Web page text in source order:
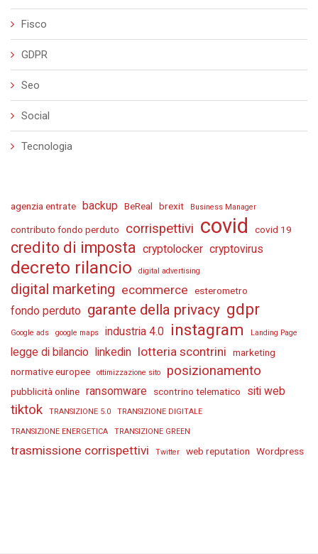
Fisco
GDPR
Seo
Social
Tecnologia
agenzia entrate backup BeReal brexit Business Manager
contributo fondo perduto corrispettivi covid covid 19
credito di imposta cryptolocker cryptovirus
decreto rilancio digital advertising
digital marketing ecommerce esterometro
fondo perduto garante della privacy gdpr
Google ads google maps industria 4.0 instagram Landing Page
legge di bilancio linkedin lotteria scontrini
marketing
normative europee
ottimizzazione sito posizionamento
pubblicità online ransomware scontrino telematico siti web
tiktok TRANSIZIONE 5.0 TRANSIZIONE DIGITALE
TRANSIZIONE ENERGETICA TRANSIZIONE GREEN
trasmissione corrispettivi Twitter web reputation Wordpress